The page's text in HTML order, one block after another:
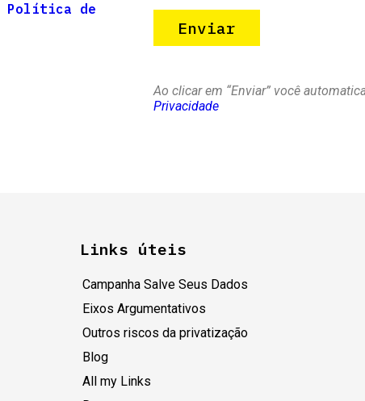
Política de
Ao clicar em “Enviar” você
Privacidade
Links úteis
Campanha Salve Seus Dados
Eixos Argumentativos
Outros riscos da privatização
Blog
All my Links